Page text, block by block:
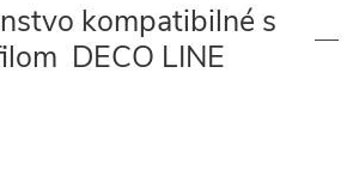
kompatibilné s
DECO LINE